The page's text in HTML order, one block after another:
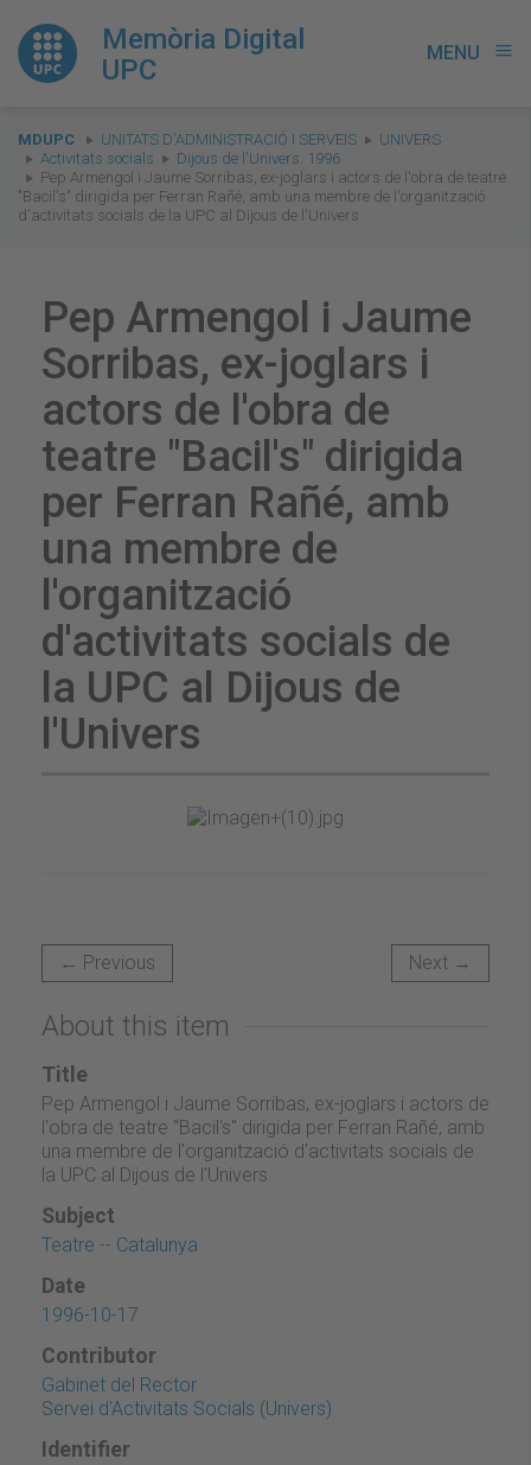
Memòria Digital
UPC
MENU menu
You
are
here:
MDUPC UNITATS D'ADMINISTRACIÓ I SERVEIS
UNIVERS
Activitats socials
Dijous de l'Univers. 1996
Pep Armengol i Jaume Sorribas, ex-joglars i actors de l'obra de teatre
"Bacil's" dirigida per Ferran Rañé, amb una membre de l'organització
d'activitats socials de la UPC al Dijous de l'Univers
Pep Armengol i Jaume
Sorribas, ex-joglars i
actors de l'obra de
teatre "Bacil's" dirigida
per Ferran Rañé, amb
una membre de
l'organització
d'activitats socials de
la UPC al Dijous de
l'Univers
← Previous Next →
About this item
Title
Pep Armengol i Jaume Sorribas, ex-joglars i actors de
l'obra de teatre "Bacil's" dirigida per Ferran Rañé, amb
una membre de l'organització d'activitats socials de
la UPC al Dijous de l'Univers
Subject
Teatre -- Catalunya
Date
1996-10-17
Contributor
Gabinet del Rector
Servei d'Activitats Socials (Univers)
Identifier